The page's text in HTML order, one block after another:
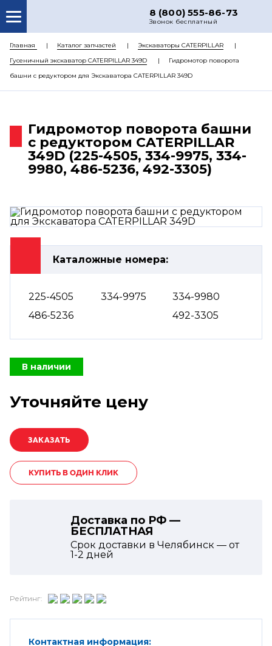
8 (800) 555-86-73
Звонок бесплатный
О НАС
КАТАЛОГ ЗАПЧАСТЕЙ
РЕМОНТ
ЦЕНЫ
КОНТАКТЫ
Главная Каталог запчастей
Экскаваторы CATERPILLAR
Гусеничный экскаватор CATERPILLAR 349D
Гидромотор поворота
башни с редуктором для Экскаватора CATERPILLAR 349D
Гидромотор поворота башни
с редуктором CATERPILLAR
349D (225-4505, 334-9975, 334-
9980, 486-5236, 492-3305)
Каталожные номера:
225-4505 334-9975
334-9980
486-5236
492-3305
В наличии
Уточняйте цену
КУПИТЬ В ОДИН КЛИК
Доставка по РФ —
БЕСПЛАТНАЯ
Срок доставки в Челябинск — от
1-2 дней
Рейтинг:
Контактная информация: